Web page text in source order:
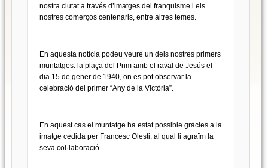
nostra ciutat a través d’imatges del franquisme i els
nostres comerços centenaris, entre altres temes.
En aquesta notícia podeu veure un dels nostres primers
muntatges: la plaça del Prim amb el raval de Jesús el
dia 15 de gener de 1940, on es pot observar la
celebració del primer “Any de la Victòria”.
En aquest cas el muntatge ha estat possible gràcies a la
imatge cedida per Francesc Olesti, al qual li agraïm la
seva col·laboració.